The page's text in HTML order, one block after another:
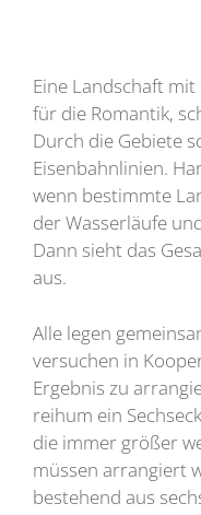
Eine Landschaft
für die Romantik,
Durch die Gebiete
Eisenbahnlinien.
wenn bestimmte
der Wasserläufe
Dann sieht das
aus.
Alle legen
versuchen in
Ergebnis zu
reihum ein
die immer größer
müssen arrangiert
bestehend aus